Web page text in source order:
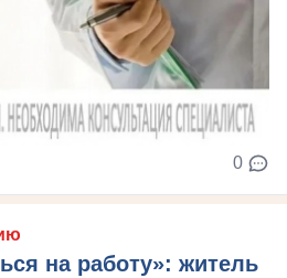
0
на работу»: житель